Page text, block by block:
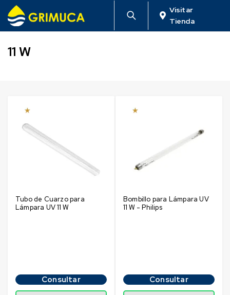
Visitar
Tienda
11 W
Tubo de Cuarzo para
Lámpara UV 11 W
Consultar
Bombillo para Lámpara UV
11 W - Philips
Consultar